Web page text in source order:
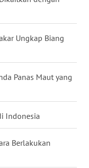
Ungkap Biang
Panas Maut yang
Indonesia
Berlakukan